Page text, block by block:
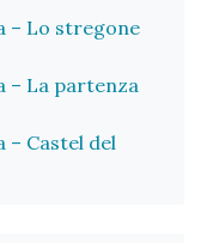
– Lo stregone
– La partenza
– Castel del